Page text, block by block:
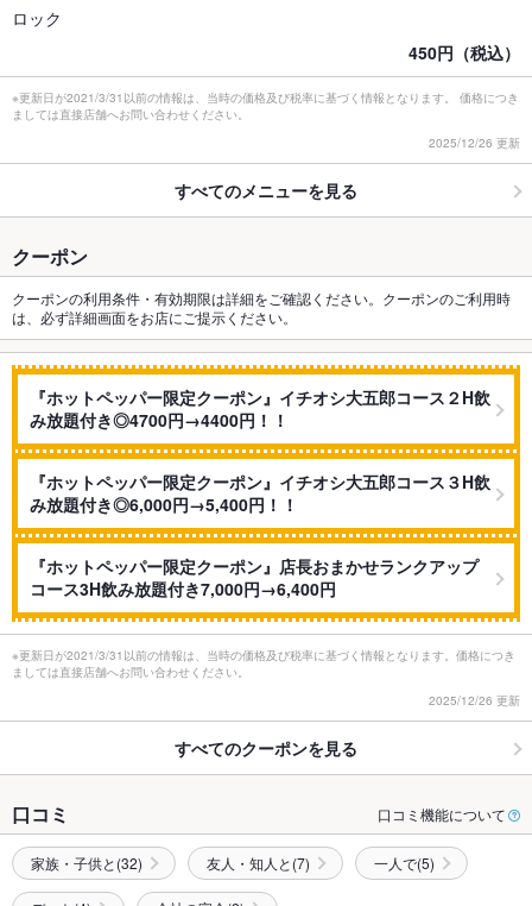
ロック
450円（税込）
※更新日が2021/3/31以前の情報は、当時の価格及び税率に基づく情報となります。 価格につき
ましては直接店舗へお問い合わせください。
2025/12/26 更新
すべてのメニューを見る
クーポン
クーポンの利用条件・有効期限は詳細をご確認ください。クーポンのご利用時
は、必ず詳細画面をお店にご提示ください。
『ホットペッパー限定クーポン』イチオシ大五郎コース２H飲
み放題付き◎4700円→4400円！！
『ホットペッパー限定クーポン』イチオシ大五郎コース３H飲
み放題付き◎6,000円→5,400円！！
『ホットペッパー限定クーポン』店長おまかせランクアップ
コース3H飲み放題付き7,000円→6,400円
※更新日が2021/3/31以前の情報は、当時の価格及び税率に基づく情報となります。価格につき
ましては直接店舗へお問い合わせください。
2025/12/26 更新
すべてのクーポンを見る
口コミ 口コミ機能について
家族・子供と(32) 友人・知人と(7) 一人で(5)